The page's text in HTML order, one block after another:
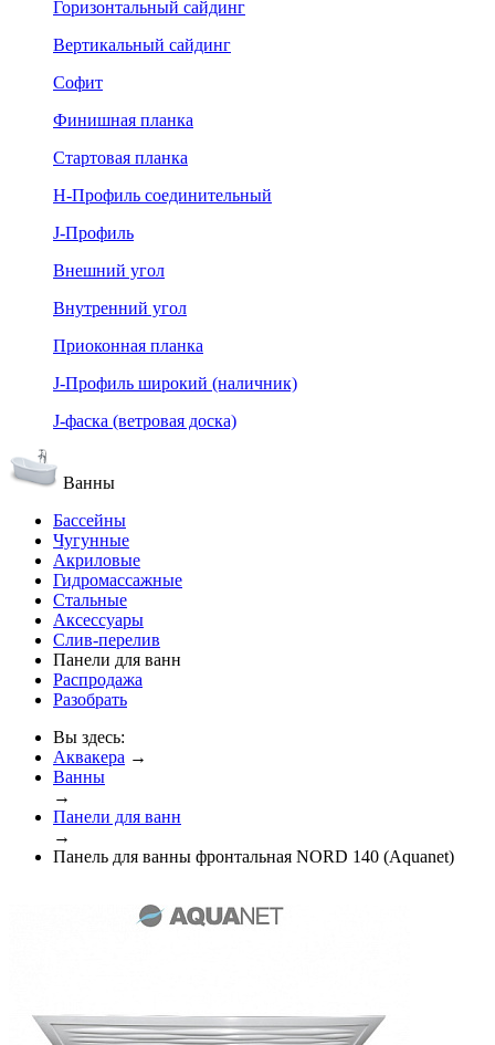
Горизонтальный сайдинг
Вертикальный сайдинг
Софит
Финишная планка
Стартовая планка
Н-Профиль соединительный
J-Профиль
Внешний угол
Внутренний угол
Приоконная планка
J-Профиль широкий (наличник)
J-фаска (ветровая доска)
Ванны
Бассейны
Чугунные
Акриловые
Гидромассажные
Стальные
Аксессуары
Слив-перелив
Панели для ванн
Распродажа
Разобрать
Вы здесь:
Аквакера →
Ванны
→
Панели для ванн
→
Панель для ванны фронтальная NORD 140 (Aquanet)